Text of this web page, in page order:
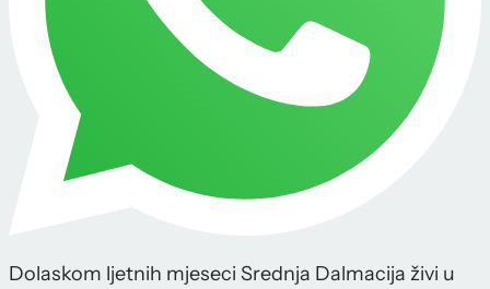
Dolaskom ljetnih mjeseci Srednja Dalmacija živi u